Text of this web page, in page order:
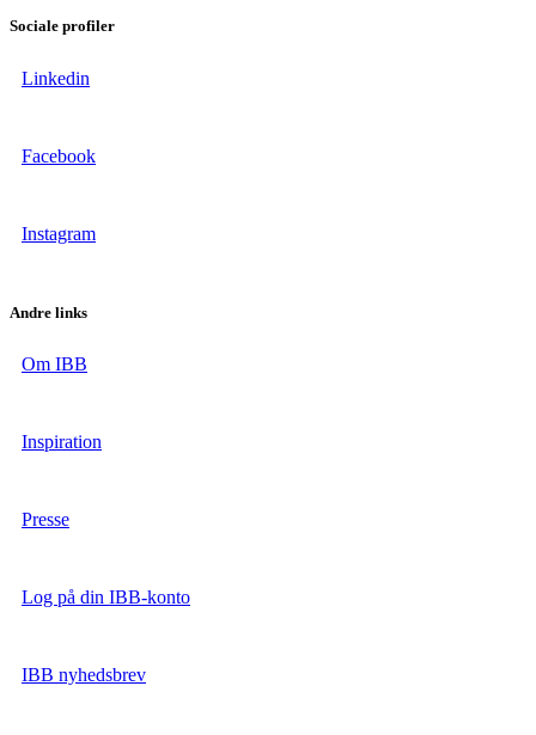
Sociale profiler
Linkedin
Facebook
Instagram
Andre links
Om IBB
Inspiration
Presse
Log på din IBB-konto
IBB nyhedsbrev